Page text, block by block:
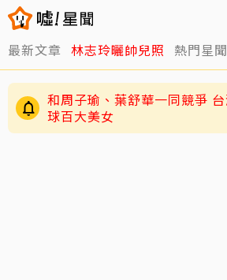
最新文章 林志玲曬帥兒照 熱門星聞
和周子瑜、葉舒華一同競爭 台灣林莎首度入圍全
球百大美女